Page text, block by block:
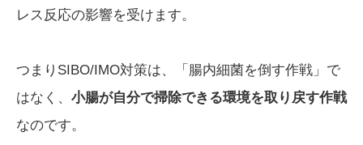
レス反応の影響を受けます。
つまりSIBO/IMO対策は、「腸内細菌を倒す作戦」で
はなく、 小腸が自分で掃除できる環境を取り戻す作戦
なのです。